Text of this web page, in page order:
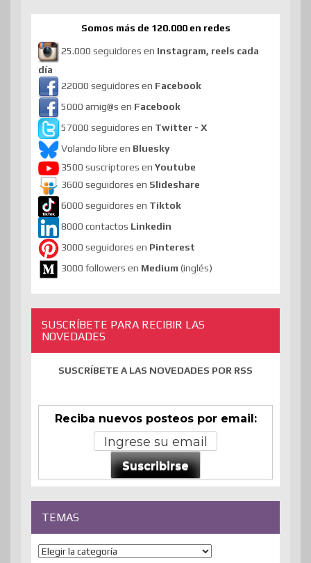
Somos más de 120.000 en redes
25.000 seguidores en Instagram, reels cada
día
22000 seguidores en Facebook
5000 amig@s en Facebook
57000 seguidores en Twitter - X
Volando libre en Bluesky
3500 suscriptores en Youtube
3600 seguidores en Slideshare
6000 seguidores en Tiktok
8000 contactos Linkedin
3000 seguidores en Pinterest
3000 followers en Medium (inglés)
SUSCRÍBETE PARA RECIBIR LAS
NOVEDADES
SUSCRÍBETE A LAS NOVEDADES POR RSS
Reciba nuevos posteos por email:
Suscribirse
TEMAS
Temas